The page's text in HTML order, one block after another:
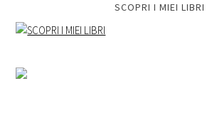
SCOPRI I MIEI LIBRI